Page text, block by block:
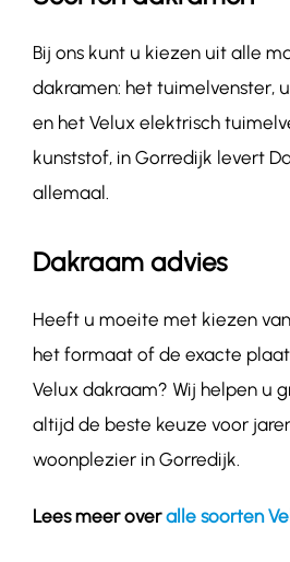
Bij ons kunt u kiezen uit alle
dakramen: het tuimelvenster,
en het Velux elektrisch
kunststof, in Gorredijk levert
allemaal.
Dakraam advies
Heeft u moeite met kiezen
het formaat of de exacte
Velux dakraam? Wij helpen u
altijd de beste keuze voor
woonplezier in Gorredijk.
Lees meer overalle soorten